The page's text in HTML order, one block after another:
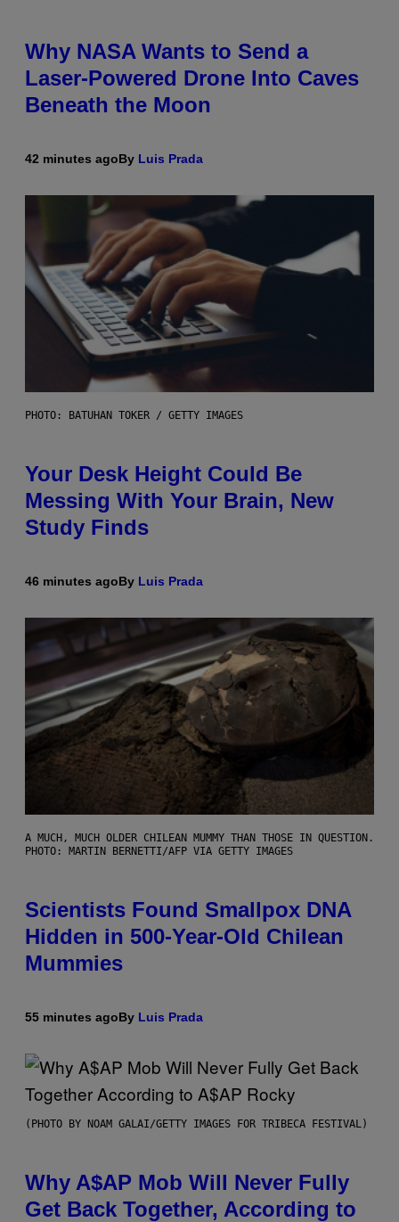
Why NASA Wants to Send a
Laser-Powered Drone Into Caves
Beneath the Moon
42 minutes agoBy Luis Prada
PHOTO: BATUHAN TOKER / GETTY IMAGES
Your Desk Height Could Be
Messing With Your Brain, New
Study Finds
46 minutes agoBy Luis Prada
A MUCH, MUCH OLDER CHILEAN MUMMY THAN THOSE IN QUESTION.
PHOTO: MARTIN BERNETTI/AFP VIA GETTY IMAGES
Scientists Found Smallpox DNA
Hidden in 500-Year-Old Chilean
Mummies
55 minutes agoBy Luis Prada
(PHOTO BY NOAM GALAI/GETTY IMAGES FOR TRIBECA FESTIVAL)
Why A$AP Mob Will Never Fully
Get Back Together, According to